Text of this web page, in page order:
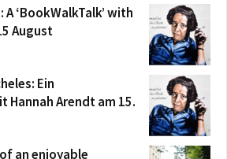
‘BookWalkTalk’ with
August
Ein
Hannah Arendt am 15.
an enjoyable